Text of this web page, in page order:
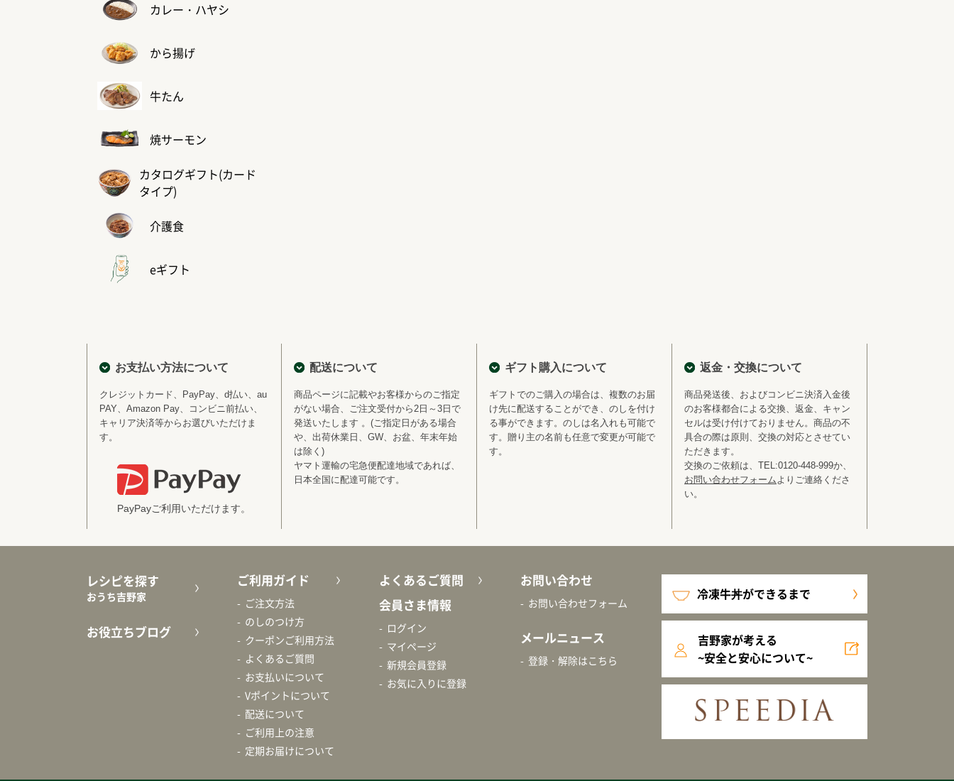
カレー・ハヤシ
から揚げ
牛たん
焼サーモン
カタログギフト(カード
タイプ)
介護食
eギフト
お支払い方法について
クレジットカード、PayPay、d払い、au
PAY、Amazon Pay、コンビニ前払い、
キャリア決済等からお選びいただけま
す。
PayPayご利用いただけます。
配送について
商品ページに記載やお客様からのご指定
がない場合、ご注文受付から2日～3日で
発送いたします 。(ご指定日がある場合
や、出荷休業日、GW、お盆、年末年始
は除く)
ヤマト運輸の宅急便配達地域であれば、
日本全国に配達可能です。
ギフト購入について
ギフトでのご購入の場合は、複数のお届
け先に配送することができ、のしを付け
る事ができます。のしは名入れも可能で
す。贈り主の名前も任意で変更が可能で
す。
返金・交換について
商品発送後、およびコンビニ決済入金後
のお客様都合による交換、返金、キャン
セルは受け付けておりません。商品の不
具合の際は原則、交換の対応とさせてい
ただきます。
交換のご依頼は、TEL:0120-448-999か、
お問い合わせフォームよりご連絡くださ
い。
レシピを探す
おうち吉野家
お役立ちブログ
ご利用ガイド
ご注文方法
のしのつけ方
クーポンご利用方法
よくあるご質問
お支払いについて
Vポイントについて
配送について
ご利用上の注意
定期お届けについて
よくあるご質問
会員さま情報
ログイン
マイページ
新規会員登録
お気に入りに登録
お問い合わせ
お問い合わせフォーム
メールニュース
登録・解除はこちら
冷凍牛丼ができるまで
吉野家が考える
~安全と安心について~